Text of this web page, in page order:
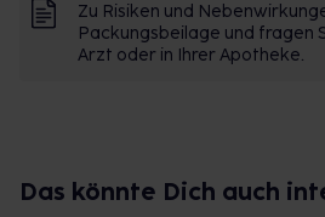
Zu Risiken und
Packungsbeilage und fragen
Arzt oder in Ihrer Apotheke.
Das könnte Dich auch